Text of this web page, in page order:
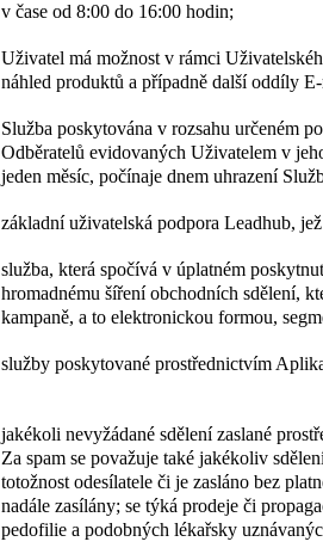
v čase od 8:00 do 16:00 hodin;
Uživatel má možnost v rámci
náhled produktů a případně další oddíly
Služba poskytována v rozsahu určeném
Odběratelů evidovaných Uživatelem v
jeden měsíc, počínaje dnem uhrazení
základní uživatelská podpora Leadhub,
služba, která spočívá v úplatném
hromadnému šíření obchodních sdělení,
kampaně, a to elektronickou formou,
služby poskytované prostřednictvím
jakékoli nevyžádané sdělení zaslané
Za spam se považuje také jakékoliv
totožnost odesílatele či je zasláno bez
nadále zasílány; se týká prodeje či
pedofilie a podobných lékařsky